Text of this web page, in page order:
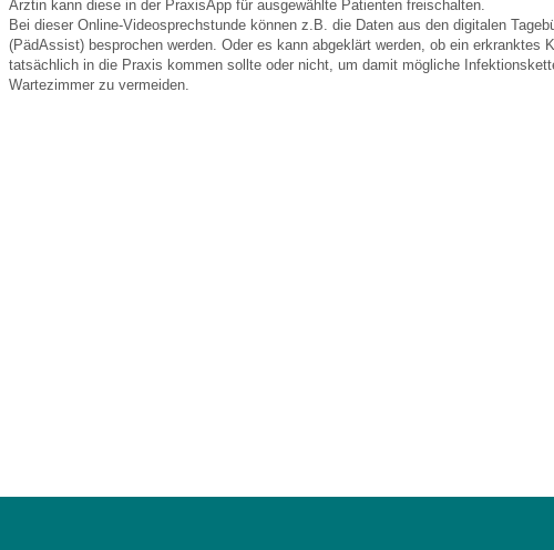
U0-Vorsorge
Ärztin kann diese in der PraxisApp für ausgewählte Patienten freischalten.
Bei dieser Online-Videosprechstunde können z.B. die Daten aus den digitalen
(PädAssist) besprochen werden. Oder es kann abgeklärt werden, ob ein erkranktes
tatsächlich in die Praxis kommen sollte oder nicht, um damit mögliche
Wartezimmer zu vermeiden.